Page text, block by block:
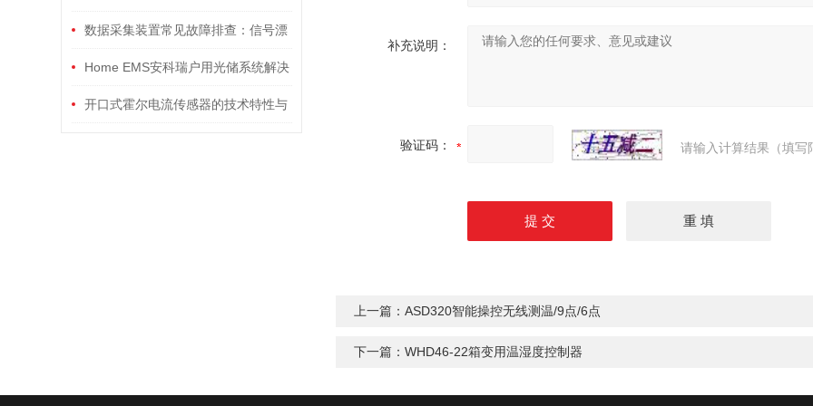
的三相刷卡预付费电能表
数据采集装置常见故障排查：信号漂
移、通讯中断与供电异常
Home EMS安科瑞户用光储系统解决
方案开口式霍尔电流传感器的技术特性与
补充说明：
验证码： 请输入计算结果（填写
上一篇： ASD320智能操控无线测温/9点/6点
下一篇： WHD46-22箱变用温湿度控制器